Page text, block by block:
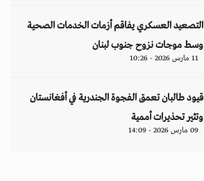
التصعيد العسكري يفاقم أزمات الخدمات الصحية
وسط موجات نزوح جنوب لبنان
11 مارس 2026 - 10:26
قيود طالبان تعمق الفجوة الجندرية في أفغانستان
وتثير تحذيرات أممية
09 مارس 2026 - 14:09